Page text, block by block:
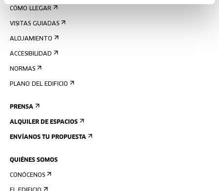
CÓMO LLEGAR
VISITAS GUIADAS
ALOJAMIENTO
ACCESIBILIDAD
NORMAS
PLANO DEL EDIFICIO
PRENSA
ALQUILER DE ESPACIOS
ENVÍANOS TU PROPUESTA
QUIÉNES SOMOS
CONÓCENOS